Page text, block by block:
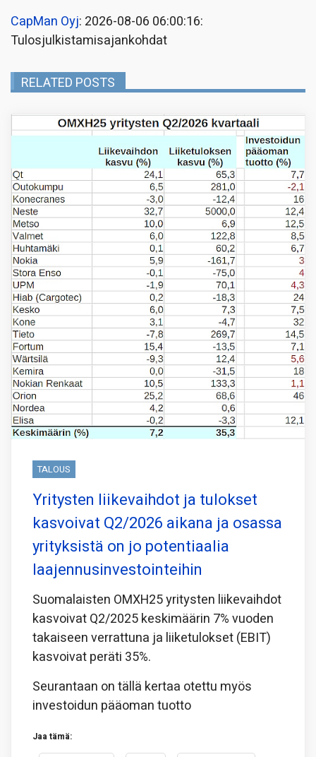
CapMan Oyj: 2026-08-06 06:00:16:
Tulosjulkistamisajankohdat
RELATED POSTS
TALOUS
Yritysten liikevaihdot ja tulokset
kasvoivat Q2/2026 aikana ja osassa
yrityksistä on jo potentiaalia
laajennusinvestointeihin
Suomalaisten OMXH25 yritysten liikevaihdot
kasvoivat Q2/2025 keskimäärin 7% vuoden
takaiseen verrattuna ja liiketulokset (EBIT)
kasvoivat peräti 35%.
Seurantaan on tällä kertaa otettu myös
investoidun pääoman tuotto
Jaa tämä: